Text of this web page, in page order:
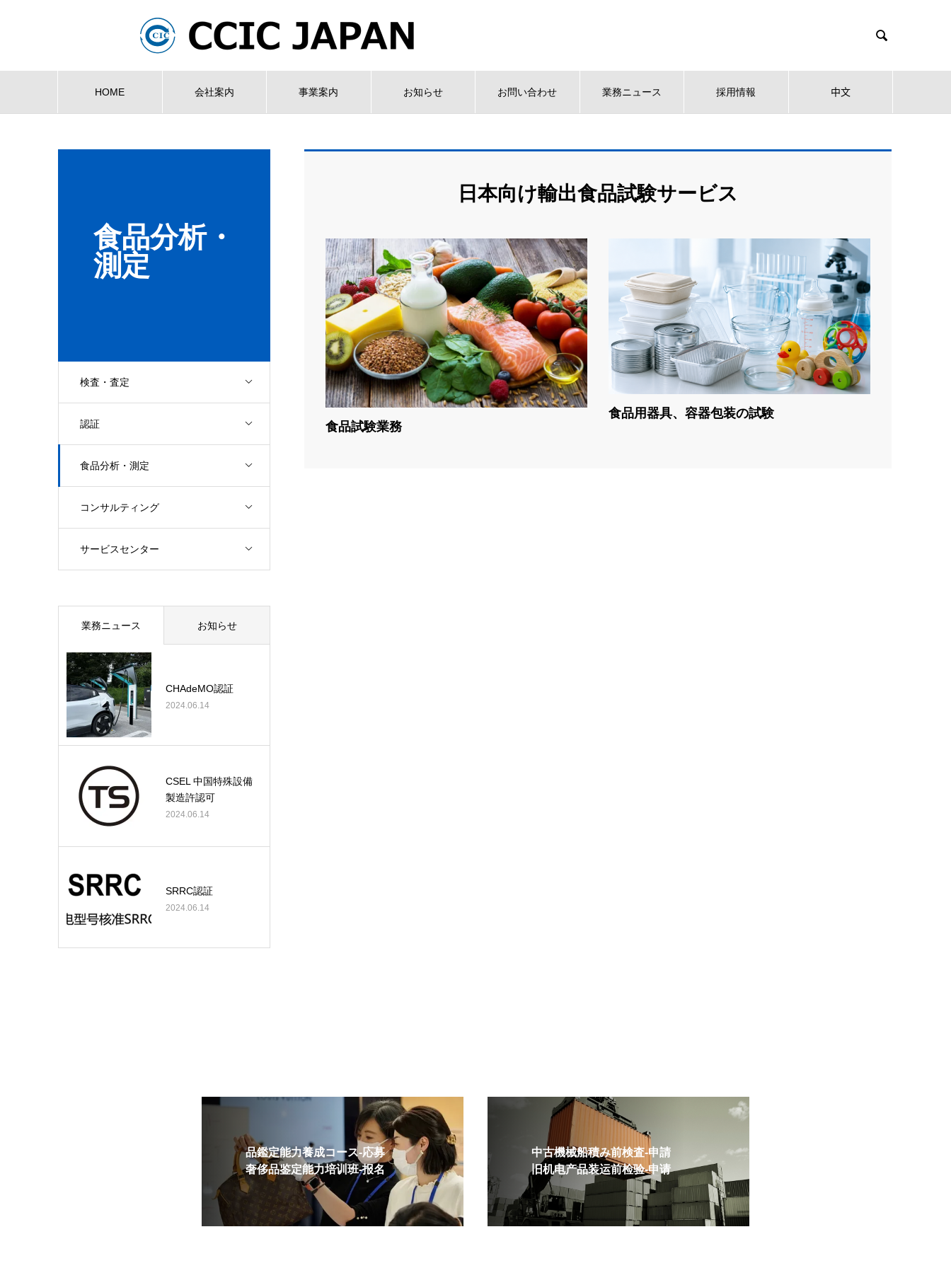

HOME 会社案内 事業案内 お知らせ お問い合わせ 業務ニュース 採用情報 中文
食品分析・
測定
検査・査定
認証
食品分析・測定
コンサルティング
サービスセンター
日本向け輸出食品試験サービス
食品試験業務
食品用器具、容器包装の試験
業務ニュース お知らせ
CHAdeMO認証
2024.06.14
CSEL 中国特殊設備
製造許認可
2024.06.14
SRRC認証
2024.06.14
品鑑定能力養成コース-応募
奢侈品鉴定能力培训班-报名
中古機械船積み前検査-申請
旧机电产品装运前检验-申请